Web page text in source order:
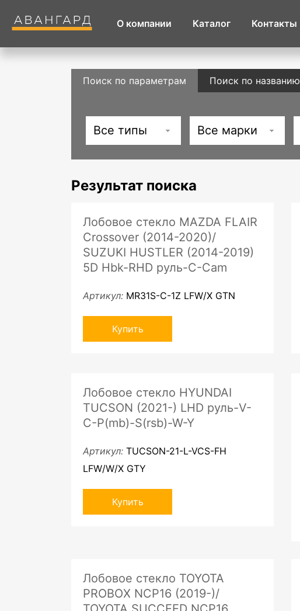
О компании Каталог Контакты
Поиск по параметрам Поиск по названию
Все типы Все марки
Результат поиска
Лобовое стекло MAZDA FLAIR
Crossover (2014-2020)/
SUZUKI HUSTLER (2014-2019)
5D Hbk-RHD руль-C-Cam
Артикул: MR31S-C-1Z LFW/X GTN
Купить
Лобовое стекло HYUNDAI
TUCSON (2021-) LHD руль-V-
C-P(mb)-S(rsb)-W-Y
Артикул: TUCSON-21-L-VCS-FH
LFW/W/X GTY
Купить
Лобовое стекло TOYOTA
PROBOX NCP16 (2019-)/